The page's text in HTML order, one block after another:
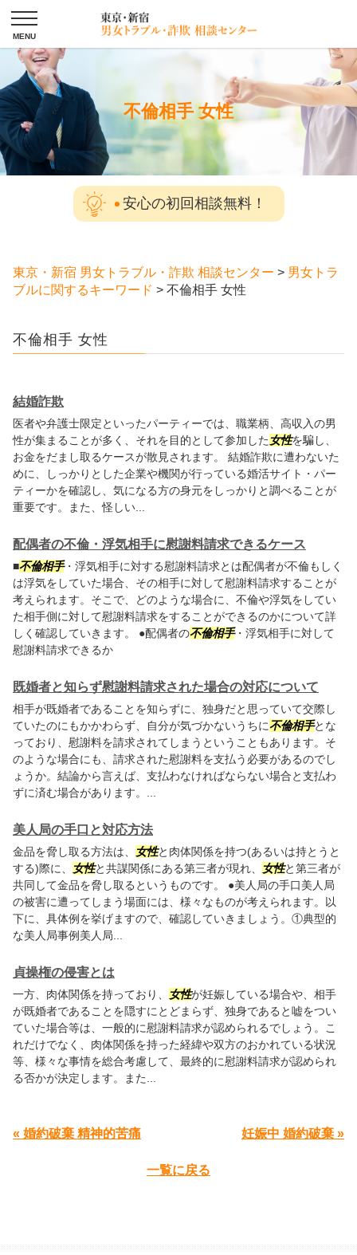
不倫相手 女性
安心の初回相談無料！
東京・新宿 男女トラブル・詐欺 相談センター > 男女トラ
ブルに関するキーワード > 不倫相手 女性
不倫相手 女性
結婚詐欺
医者や弁護士限定といったパーティーでは、職業柄、高収入の男
性が集まることが多く、それを目的として参加した 女性を騙し、
お金をだまし取るケースが散見されます。 結婚詐欺に遭わないた
めに、しっかりとした企業や機関が行っている婚活サイト・パー
ティーかを確認し、気になる方の身元をしっかりと調べることが
重要です。また、怪しい...
配偶者の不倫・浮気相手に慰謝料請求できるケース
■不倫相手・浮気相手に対する慰謝料請求とは配偶者が不倫もしく
は浮気をしていた場合、その相手に対して慰謝料請求することが
考えられます。そこで、どのような場合に、不倫や浮気をしてい
た相手側に対して慰謝料請求をすることができるのかについて詳
しく確認していきます。 ●配偶者の不倫相手・浮気相手に対して
慰謝料請求できるか
既婚者と知らず慰謝料請求された場合の対応について
相手が既婚者であることを知らずに、独身だと思っていて交際し
ていたのにもかかわらず、自分が気づかないうちに不倫相手とな
っており、慰謝料を請求されてしまうということもあります。そ
のような場合にも、請求された慰謝料を支払う必要があるのでし
ょうか。結論から言えば、支払わなければならない場合と支払わ
ずに済む場合があります。...
美人局の手口と対応方法
金品を脅し取る方法は、 女性と肉体関係を持つ(あるいは持とうと
する)際に、
女性と共謀関係にある第三者が現れ、 女性と第三者が
共同して金品を脅し取るというものです。 ●美人局の手口美人局
の被害に遭ってしまう場面には、様々なものが考えられます。以
下に、具体例を挙げますので、確認していきましょう。①典型的
な美人局事例美人局...
貞操権の侵害とは
一方、肉体関係を持っており、 女性が妊娠している場合や、相手
が既婚者であることを隠すにとどまらず、独身であると嘘をつい
ていた場合等は、一般的に慰謝料請求が認められるでしょう。こ
れだけでなく、肉体関係を持った経緯や双方のおかれている状況
等、様々な事情を総合考慮して、最終的に慰謝料請求が認められ
る否かが決定します。また...
« 婚約破棄 精神的苦痛 妊娠中 婚約破棄 »
一覧に戻る